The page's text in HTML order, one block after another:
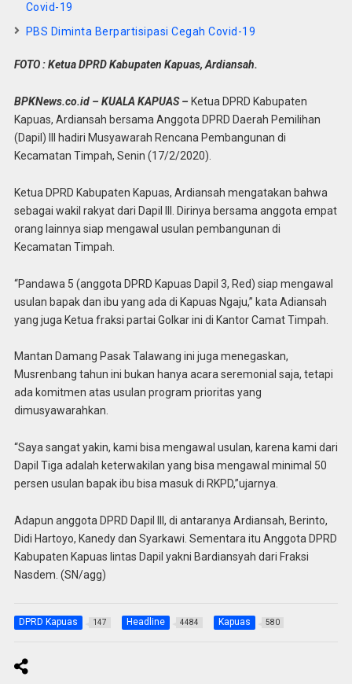
Covid-19
PBS Diminta Berpartisipasi Cegah Covid-19
FOTO : Ketua DPRD Kabupaten Kapuas, Ardiansah.
BPKNews.co.id – KUALA KAPUAS – Ketua DPRD Kabupaten
Kapuas, Ardiansah bersama Anggota DPRD Daerah Pemilihan
(Dapil) III hadiri Musyawarah Rencana Pembangunan di
Kecamatan Timpah, Senin (17/2/2020).
Ketua DPRD Kabupaten Kapuas, Ardiansah mengatakan bahwa
sebagai wakil rakyat dari Dapil III. Dirinya bersama anggota empat
orang lainnya siap mengawal usulan pembangunan di
Kecamatan Timpah.
“Pandawa 5 (anggota DPRD Kapuas Dapil 3, Red) siap mengawal
usulan bapak dan ibu yang ada di Kapuas Ngaju,” kata Adiansah
yang juga Ketua fraksi partai Golkar ini di Kantor Camat Timpah.
Mantan Damang Pasak Talawang ini juga menegaskan,
Musrenbang tahun ini bukan hanya acara seremonial saja, tetapi
ada komitmen atas usulan program prioritas yang
dimusyawarahkan.
“Saya sangat yakin, kami bisa mengawal usulan, karena kami dari
Dapil Tiga adalah keterwakilan yang bisa mengawal minimal 50
persen usulan bapak ibu bisa masuk di RKPD,”ujarnya.
Adapun anggota DPRD Dapil III, di antaranya Ardiansah, Berinto,
Didi Hartoyo, Kanedy dan Syarkawi. Sementara itu Anggota DPRD
Kabupaten Kapuas lintas Dapil yakni Bardiansyah dari Fraksi
Nasdem. (SN/agg)
DPRD Kapuas 147 Headline 4484 Kapuas 580